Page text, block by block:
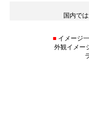
国内で
■ イメージ
外観イメー